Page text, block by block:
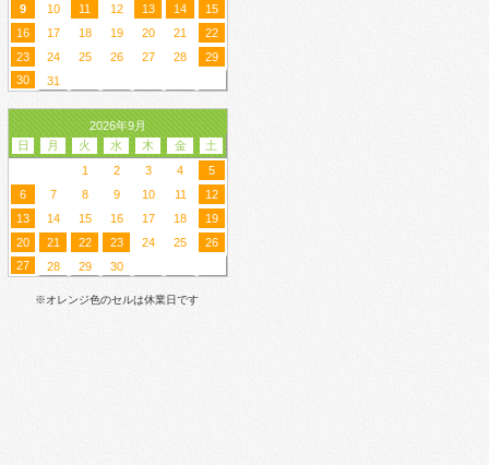
9
10 11 12 13 14
15
16
17 18 19 20 21
22
23
24 25 26 27 28
29
30
31
2026年9月
日
月 火 水 木 金
土
1
2 3 4
5
6
7 8 9 10 11
12
13
14 15 16 17 18
19
20
21 22 23 24 25
26
27
28 29 30
※オレンジ色のセルは休業日です